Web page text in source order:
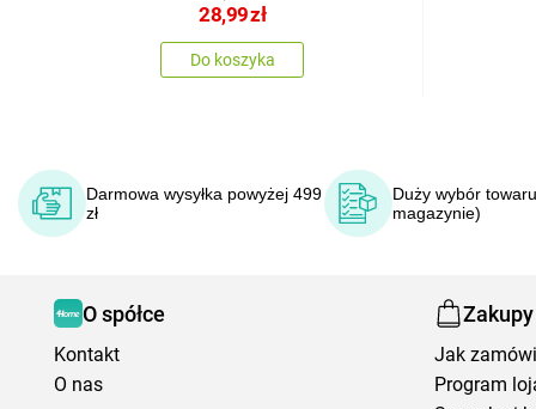
28,99zł
Do koszyka
Darmowa wysyłka powyżej 499
zł
Duży wybór
magazynie)
O spółce
Kontakt
O nas
Zakupy
Jak
Program